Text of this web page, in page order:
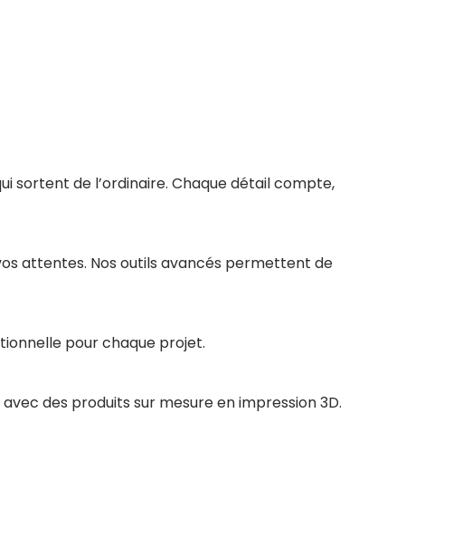
sortent de l’ordinaire. Chaque détail compte,
attentes. Nos outils avancés permettent de
pour chaque projet.
des produits sur mesure en impression 3D.